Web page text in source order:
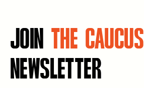
JOIN THE CAUCUS
NEWSLETTER